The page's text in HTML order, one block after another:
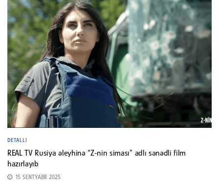
DETALLI
REAL TV Rusiya əleyhinə “Z-nin siması” adlı sənədli film
hazırlayıb
15 SENTYABR 2025